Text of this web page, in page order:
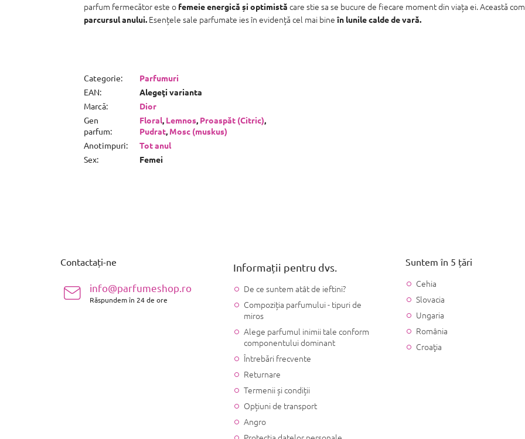
parfum fermecător este o femeie energică și optimistă care stie sa se bucure de fiecare moment din viața ei. Această
parcursul anului. Esențele sale parfumate ies în evidență cel mai bine în lunile calde de vară.
Categorie:
Parfumuri
EAN:
Alegeţi varianta
Marcă:
Dior
Gen
parfum:
Floral Lemnos Proaspăt (Citric)
Pudrat Mosc (muskus)
Anotimpuri:
Tot anul
Sex: Femei
Contactați-ne
info@parfumeshop.ro
Răspundem în 24 de ore
Informații pentru dvs.
De ce suntem atât de ieftini?
Compoziția parfumului - tipuri de
miros
Alege parfumul inimii tale conform
componentului dominant
Întrebări frecvente
Returnare
Termenii și condiții
Opțiuni de transport
Angro
Suntem în 5 țări
Cehia
Slovacia
Ungaria
România
Croaţia